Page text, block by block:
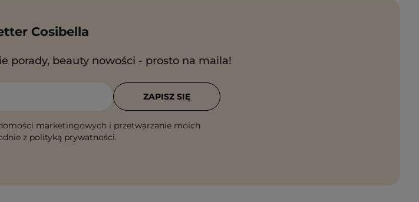
Cosibella
porady, beauty nowości - prosto na maila!
marketingowych i przetwarzanie moich
z polityką prywatności.
ZAPISZ SIĘ